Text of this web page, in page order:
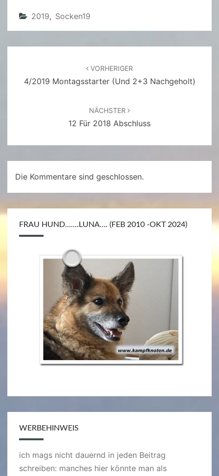
2019, Socken19
VORHERIGER
4/2019 Montagsstarter (und 2+3 Nachgeholt)
NÄCHSTER
12 Für 2018 Abschluss
Die Kommentare sind geschlossen.
FRAU HUND…….LUNA…. (FEB 2010 -OKT 2024)
WERBEHINWEIS
ich mags nicht dauernd in jeden Beitrag
schreiben: manches hier könnte man als